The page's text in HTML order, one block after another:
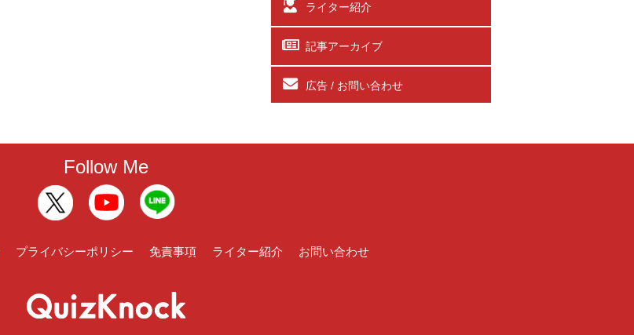
ライター紹介
記事アーカイブ
広告 / お問い合わせ
Follow Me
プライバシーポリシー 免責事項 ライター紹介 お問い合わせ